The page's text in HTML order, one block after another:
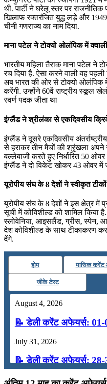
थी. पार्टी ने घरेलू स्तर पर राजनीतिक
खिलाफ रक्तरंजित युद्ध लड़े और
चीनी गणराज्य का नाम दिया.
माना पटेल ने टोक्यो ओलंपिक में
भारतीय महिला तैराक माना पटेल ने
रच दिया है. ऐसा करने वाली वह पहली
अब भारत की ओर से टोक्यो ओलंपिक
करेंगी. उन्होंने 60वें राष्ट्रीय स्कूल
स्वर्ण पदक जीता था
इंग्‍लैंड ने श्रीलंका से एकदिवसीय
इंग्‍लैंड ने दूसरे एकदिवसीय
से हराकर तीन मैचों की श्रृंखला
बल्‍लेबाजी करते हुए निर्धारित 50
इंग्‍लैंड ने दो विकेट खोकर 43 ओवर में
यूरोपीय संघ के 8 देशों ने स्वीकृत
यूरोपीय संघ के 8 देशों ने इस क्षेत्र में
सूची में कोविशील्ड को शामिल किया
स्लोवेनिया, आइसलैंड, ग्रीस, स्पेन,
देश कोविशील्ड के साथ टीकाकरण
देंगे.
होम मासिक करेंट
जीके टेस्ट
August 4, 2026
📝 डेली करेंट अफेयर्स:
July 31, 2026
📝 डेली करेंट अफेयर्स: 28-
July 28, 2026